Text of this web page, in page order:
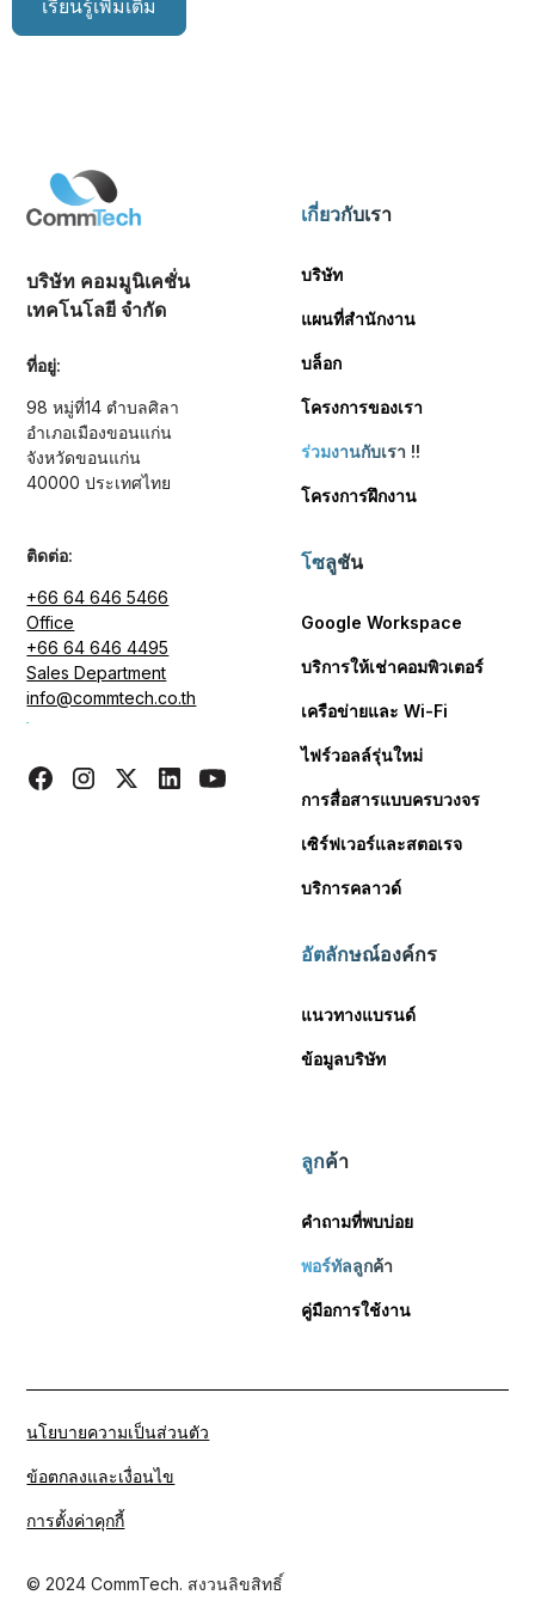
เรียนรู้เพิ่มเติม
บริษัท คอมมูนิเคชั่น
เทคโนโลยี จำกัด
ที่อยู่:
98 หมู่ที่14 ตำบลศิลา
อำเภอเมืองขอนแก่น
จังหวัดขอนแก่น
40000 ประเทศไทย
ติดต่อ:
+66 64 646 5466
Office
+66 64 646 4495
Sales Department
info@commtech.co.th
เกี่ยวกับเรา
บริษัท
แผนที่สำนักงาน
บล็อก
โครงการของเรา
ร่วมงานกับเรา !!
โครงการฝึกงาน
โซลูชัน
Google Workspace
บริการให้เช่าคอมพิวเตอร์
เครือข่ายและ Wi-Fi
ไฟร์วอลล์รุ่นใหม่
การสื่อสารแบบครบวงจร
เซิร์ฟเวอร์และสตอเรจ
บริการคลาวด์
อัตลักษณ์องค์กร
แนวทางแบรนด์
ข้อมูลบริษัท
ลูกค้า
คำถามที่พบบ่อย
พอร์ทัลลูกค้า
คู่มือการใช้งาน
© 2024 CommTech. สงวนลิขสิทธิ์
นโยบายความเป็นส่วนตัว
ข้อตกลงและเงื่อนไข
การตั้งค่าคุกกี้